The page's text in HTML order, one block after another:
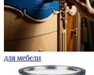
для мебели